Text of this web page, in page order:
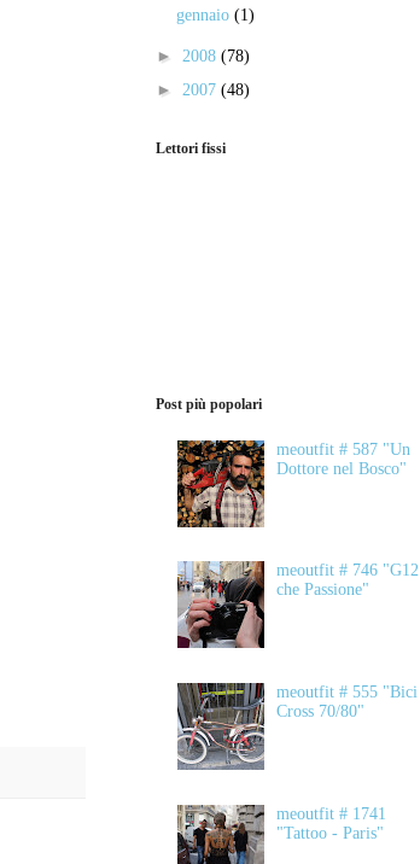
gennaio (1)
► 2008 (78)
► 2007 (48)
Lettori fissi
Post più popolari
meoutfit # 587 "Un
Dottore nel Bosco"
meoutfit # 746 "G12
che Passione"
meoutfit # 555 "Bici
Cross 70/80"
meoutfit # 1741
"Tattoo - Paris"